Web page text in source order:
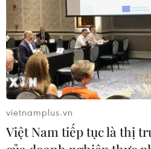
vietnamplus.vn
Việt Nam tiếp tục là thị